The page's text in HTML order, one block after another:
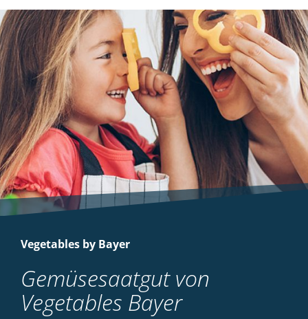
Vegetables by Bayer
Gemüsesaatgut von
Vegetables Bayer